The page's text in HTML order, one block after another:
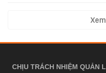
CHỊU TRÁCH NHIỆM QUẢN